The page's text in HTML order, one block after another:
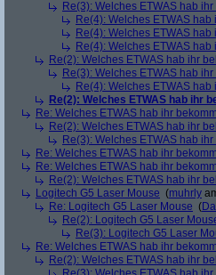
Re(3): Welches ETWAS hab
Re(4): Welches ETWAS hab
Re(4): Welches ETWAS hab
Re(4): Welches ETWAS hab
Re(2): Welches ETWAS hab ihr
Re(3): Welches ETWAS hab
Re(4): Welches ETWAS hab
Re(2): Welches ETWAS hab ihr
Re: Welches ETWAS hab ihr
Re(2): Welches ETWAS hab ihr
Re(3): Welches ETWAS hab
Re: Welches ETWAS hab ihr
Re: Welches ETWAS hab ihr
Re(2): Welches ETWAS hab ihr
Logitech G5 Laser Mouse (muhrly
Re: Logitech G5 Laser Mouse (
Re(2): Logitech G5 Laser
Re(3): Logitech G5 Laser
Re: Welches ETWAS hab ihr
Re(2): Welches ETWAS hab ihr